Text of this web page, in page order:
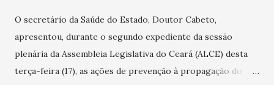
O secretário da Saúde do Estado, Doutor Cabeto,
apresentou, durante o segundo expediente da sessão
plenária da Assembleia Legislativa do Ceará (ALCE) desta
terça-feira (17), as ações de prevenção à propagação do